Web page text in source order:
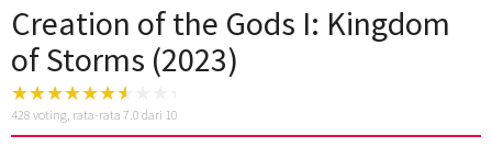
Creation of the Gods I: Kingdom
of Storms (2023)
428 voting, rata-rata 7.0 dari 10